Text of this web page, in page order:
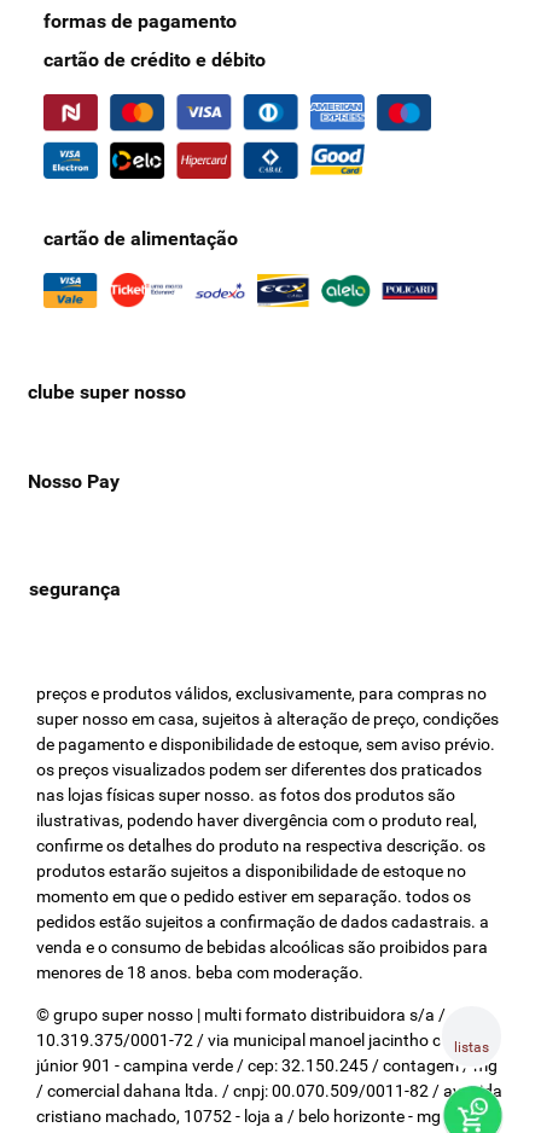
listas
formas de pagamento
cartão de crédito e débito
cartão de alimentação
clube super nosso
Nosso Pay
preços e produtos válidos, exclusivamente, para compras no
super nosso em casa, sujeitos à alteração de preço, condições
de pagamento e disponibilidade de estoque, sem aviso prévio.
os preços visualizados podem ser diferentes dos praticados
nas lojas físicas super nosso. as fotos dos produtos são
ilustrativas, podendo haver divergência com o produto real,
confirme os detalhes do produto na respectiva descrição. os
produtos estarão sujeitos a disponibilidade de estoque no
momento em que o pedido estiver em separação. todos os
pedidos estão sujeitos a confirmação de dados cadastrais. a
venda e o consumo de bebidas alcoólicas são proibidos para
menores de 18 anos. beba com moderação.
© grupo super nosso | multi formato distribuidora s/a / cnpj:
10.319.375/0001-72 / via municipal manoel jacintho coelho
júnior 901 - campina verde / cep: 32.150.245 / contagem / mg
/ comercial dahana ltda. / cnpj: 00.070.509/0011-82 / avenida
cristiano machado, 10752 - loja a / belo horizonte - mg